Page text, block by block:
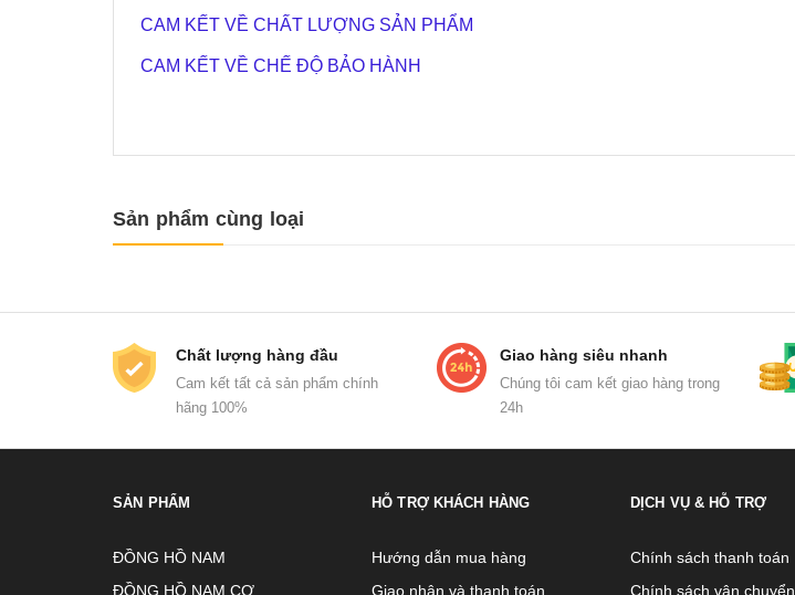
CAM KẾT VỀ CHẤT LƯỢNG SẢN PHẨM
CAM KẾT VỀ CHẾ ĐỘ BẢO HÀNH
Sản phẩm cùng loại
Chất lượng hàng đầu
Cam kết tất cả sản phẩm chính
hãng 100%
Giao hàng siêu nhanh
Chúng tôi cam kết giao hàng trong
24h
SẢN PHẨM
ĐỒNG HỒ NAM
ĐỒNG HỒ NAM CƠ
HỖ TRỢ KHÁCH HÀNG
Hướng dẫn mua hàng
Giao nhận và thanh toán
DỊCH VỤ & HỖ TRỢ
Chính sách thanh toán
Chính sách vận chuyển